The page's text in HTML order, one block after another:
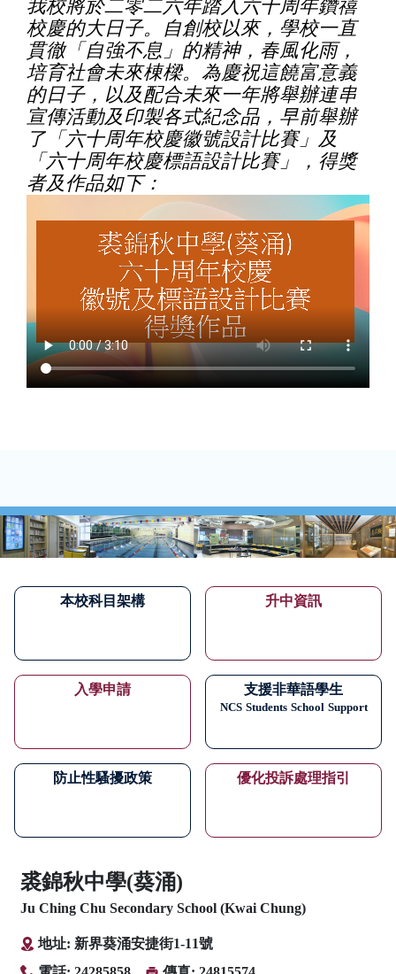
我校將於二零二六年踏入六十周年鑽禧
校慶的大日子。自創校以來，學校一直
貫徹「自強不息」的精神，春風化雨，
培育社會未來棟樑。為慶祝這饒富意義
的日子，以及配合未來一年將舉辦連串
宣傳活動及印製各式紀念品，早前舉辦
了「六十周年校慶徽號設計比賽」及
「六十周年校慶標語設計比賽」， 得獎
者及作品如下：
本校科目架構 升中資訊
入學申請 支援非華語學生
NCS Students School Support
防止性騷擾政策 優化投訴處理指引
裘錦秋中學(葵涌)
Ju Ching Chu Secondary School (Kwai Chung)
地址: 新界葵涌安捷街1-11號